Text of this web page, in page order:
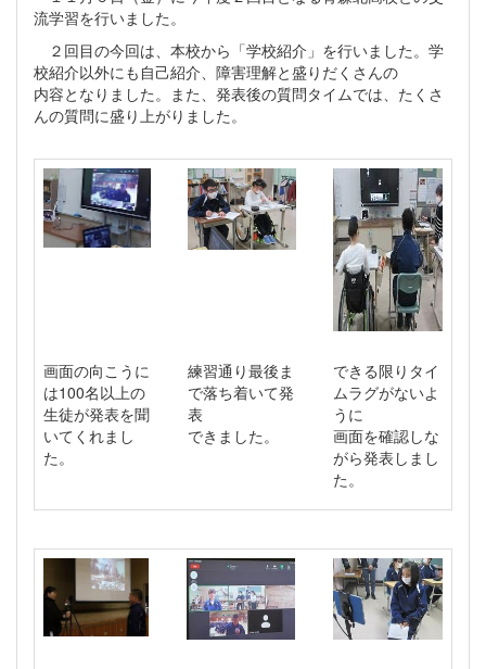
流学習を行いました。
２回目の今回は、本校から「学校紹介」を行いました。学
校紹介以外にも自己紹介、障害理解と盛りだくさんの
内容となりました。また、発表後の質問タイムでは、たくさ
んの質問に盛り上がりました。
画面の向こうに
は100名以上の
生徒が発表を聞
いてくれまし
た。
練習通り最後ま
で落ち着いて発
表
できました。
できる限りタイ
ムラグがないよ
うに
画面を確認しな
がら発表しまし
た。